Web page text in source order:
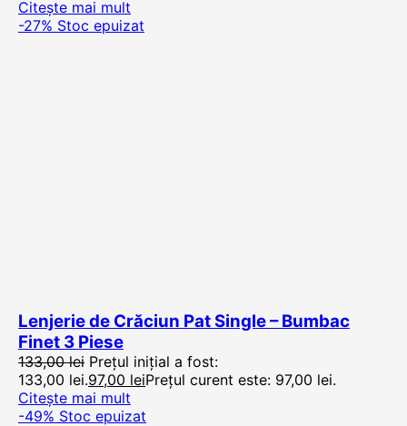
Citește mai mult
-27% Stoc epuizat
Lenjerie de Crăciun Pat Single – Bumbac
Finet 3 Piese
133,00lei Prețul inițial a fost:
133,00 lei.97,00 leiPrețul curent este: 97,00 lei.
Citește mai mult
-49% Stoc epuizat